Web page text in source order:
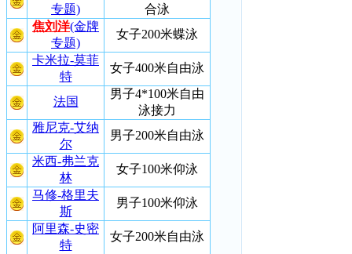
专题)
合泳
焦刘洋(金牌
专题)
女子200米蝶泳
卡米拉-莫菲
特
女子400米自由泳
法国
男子4*100米自由
泳接力
雅尼克-艾纳
尔
男子200米自由泳
米西-弗兰克
林
女子100米仰泳
马修-格里夫
斯
男子100米仰泳
阿里森-史密
特
女子200米自由泳